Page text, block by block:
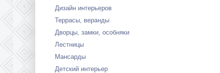
Дизайн интерьеров
Террасы, веранды
Дворцы, замки, особняки
Лестницы
Мансарды
Детский интерьер